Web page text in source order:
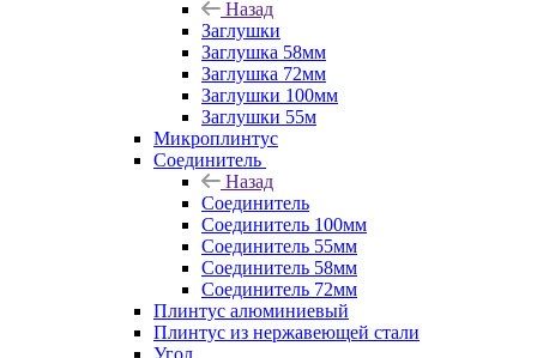
Назад
Заглушки
Заглушка 58мм
Заглушка 72мм
Заглушки 100мм
Заглушки 55м
Микроплинтус
Соединитель
Назад
Соединитель
Соединитель 100мм
Соединитель 55мм
Соединитель 58мм
Соединитель 72мм
Плинтус алюминиевый
Плинтус из нержавеющей стали
Угол